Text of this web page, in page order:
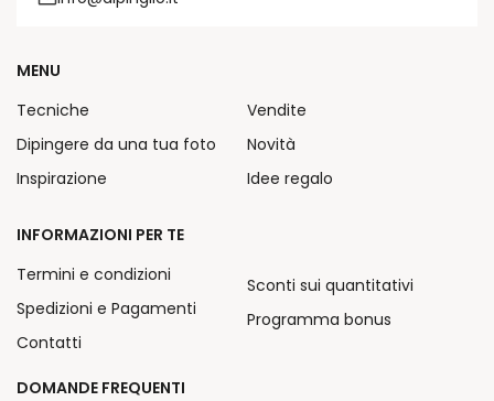
MENU
Tecniche
Dipingere da una tua foto
Inspirazione
Vendite
Novità
Idee regalo
INFORMAZIONI PER TE
Termini e condizioni
Spedizioni e Pagamenti
Contatti
Sconti sui quantitativi
Programma bonus
DOMANDE FREQUENTI